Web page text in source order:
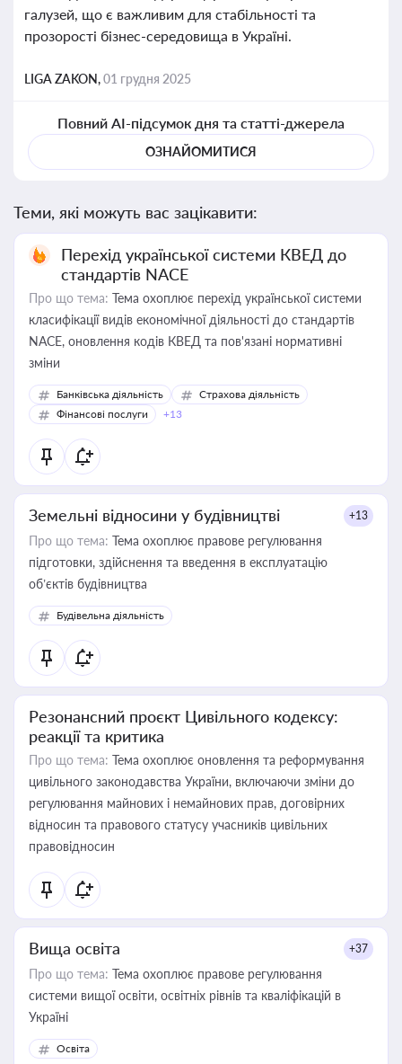
галузей, що є важливим для стабільності та
прозорості бізнес-середовища в Україні.
LIGA ZAKON,01 грудня 2025
Повний AI-підсумок дня та статті-джерела
ОЗНАЙОМИТИСЯ
Теми, які можуть вас зацікавити:
Перехід української системи КВЕД до
стандартів NACE
Про що тема: Тема охоплює перехід української системи
класифікації видів економічної діяльності до стандартів
NACE, оновлення кодів КВЕД та пов'язані нормативні
зміни
Банківська діяльність
Страхова діяльність
Фінансові послуги
+13
Земельні відносини у будівництві +13
Про що тема: Тема охоплює правове регулювання
підготовки, здійснення та введення в експлуатацію
об’єктів будівництва
Будівельна діяльність
Резонансний проєкт Цивільного кодексу:
реакції та критика
Про що тема: Тема охоплює оновлення та реформування
цивільного законодавства України, включаючи зміни до
регулювання майнових і немайнових прав, договірних
відносин та правового статусу учасників цивільних
правовідносин
Вища освіта +37
Про що тема: Тема охоплює правове регулювання
системи вищої освіти, освітніх рівнів та кваліфікацій в
Україні
Освіта